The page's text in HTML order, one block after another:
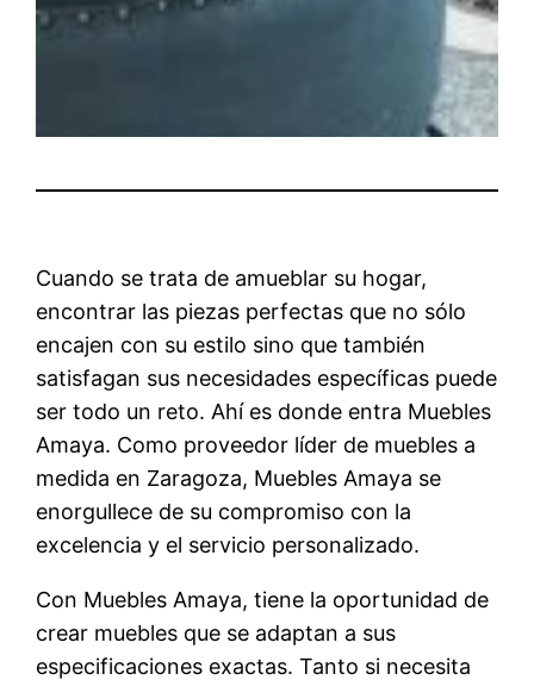
Cuando se trata de amueblar su hogar,
encontrar las piezas perfectas que no sólo
encajen con su estilo sino que también
satisfagan sus necesidades específicas puede
ser todo un reto. Ahí es donde entra Muebles
Amaya. Como proveedor líder de muebles a
medida en Zaragoza, Muebles Amaya se
enorgullece de su compromiso con la
excelencia y el servicio personalizado.
Con Muebles Amaya, tiene la oportunidad de
crear muebles que se adaptan a sus
especificaciones exactas. Tanto si necesita